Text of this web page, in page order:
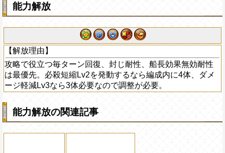
能力解放
【解放理由】
攻略で役立つ毎ターン回復、封じ耐性、船長効果無効耐性
は最優先。必殺短縮Lv2を発動するなら編成内に4体、ダメ
ージ軽減Lv3なら3体必要なので調整が必要。
能力解放の関連記事